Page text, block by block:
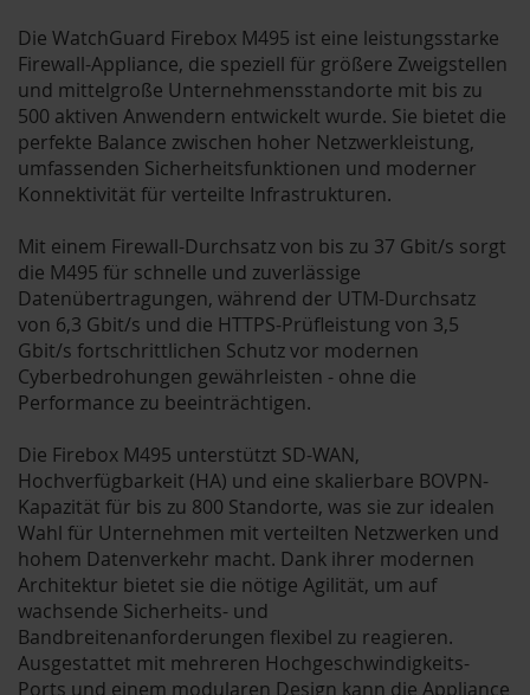
Die WatchGuard Firebox M495 ist eine leistungsstarke
Firewall-Appliance, die speziell für größere Zweigstellen
und mittelgroße Unternehmensstandorte mit bis zu
500 aktiven Anwendern entwickelt wurde. Sie bietet die
perfekte Balance zwischen hoher Netzwerkleistung,
umfassenden Sicherheitsfunktionen und moderner
Konnektivität für verteilte Infrastrukturen.
Mit einem Firewall-Durchsatz von bis zu 37 Gbit/s sorgt
die M495 für schnelle und zuverlässige
Datenübertragungen, während der UTM-Durchsatz
von 6,3 Gbit/s und die HTTPS-Prüfleistung von 3,5
Gbit/s fortschrittlichen Schutz vor modernen
Cyberbedrohungen gewährleisten - ohne die
Performance zu beeinträchtigen.
Die Firebox M495 unterstützt SD-WAN,
Hochverfügbarkeit (HA) und eine skalierbare BOVPN-
Kapazität für bis zu 800 Standorte, was sie zur idealen
Wahl für Unternehmen mit verteilten Netzwerken und
hohem Datenverkehr macht. Dank ihrer modernen
Architektur bietet sie die nötige Agilität, um auf
wachsende Sicherheits- und
Bandbreitenanforderungen flexibel zu reagieren.
Ausgestattet mit mehreren Hochgeschwindigkeits-
Ports und einem modularen Design kann die Appliance